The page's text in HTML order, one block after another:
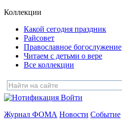
Коллекции
Какой сегодня праздник
Райсовет
Православное богослужение
Читаем с детьми о вере
Все коллекции
Войти
Журнал ФОМА Новости Событие